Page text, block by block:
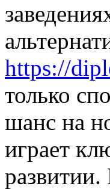
https://
только
шанс на
играет